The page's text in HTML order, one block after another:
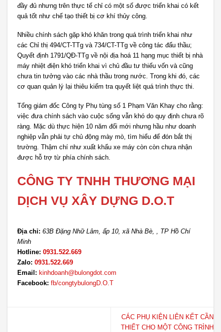
đầy đủ nhưng trên thực tế chỉ có một số được triển khai có kết
quả tốt như chế tạo thiết bị cơ khí thủy công.
Nhiều chính sách gặp khó khăn trong quá trình triển khai như
các Chỉ thị 494/CT-TTg và 734/CT-TTg về công tác đấu thầu;
Quyết định 1791/QĐ-TTg về nội địa hoá 11 hạng mục thiết bị nhà
máy nhiệt điện khó triển khai vì chủ đầu tư thiếu vốn và cũng
chưa tin tưởng vào các nhà thầu trong nước. Trong khi đó, các
cơ quan quản lý lại thiêu kiểm tra quyết liệt quá trình thực thi.
Tổng giám đốc Công ty Phụ tùng số 1 Phạm Văn Khay cho rằng:
việc đưa chính sách vào cuộc sống vẫn khó do quy định chưa rõ
ràng. Mặc dù thực hiện 10 năm đổi mới nhưng hầu như doanh
nghiệp vẫn phải tự chủ động mày mò, tìm hiểu để đón bắt thị
trường. Thậm chí như xuất khẩu xe máy còn còn chưa nhận
được hỗ trợ từ phía chính sách.
CÔNG TY TNHH THƯƠNG MẠI
DỊCH VỤ XÂY DỰNG D.O.T
Địa chỉ: 63B Đặng Nhữ Lâm, ấp 10, xã Nhà Bè, , TP Hồ Chí
Minh
Hotline: 0931.522.669
Zalo: 0931.522.669
Email: kinhdoanh@bulongdot.com
Facebook: fb/congtybulongD.O.T
CÁC PHỤ KIỆN LIÊN KẾT CẦN
THIẾT CHO MỘT CÔNG TRÌNH